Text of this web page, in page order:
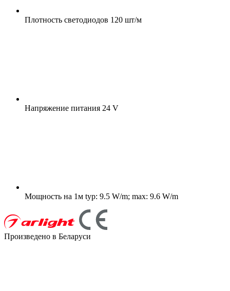
Плотность светодиодов 120 шт/м
Напряжение питания 24 V
Мощность на 1м typ: 9.5 W/m; max: 9.6 W/m
Произведено в Беларуси